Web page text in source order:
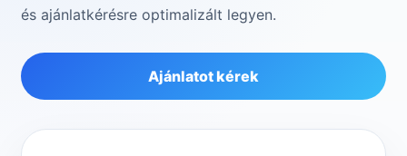
és ajánlatkérésre optimalizált legyen.
Ajánlatot kérek